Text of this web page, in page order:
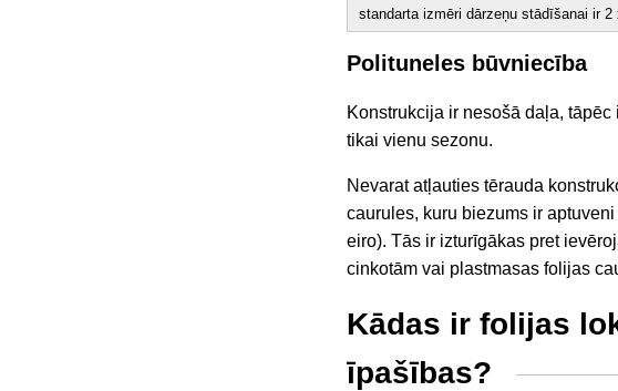
standarta izmēri dārzeņu stādīšanai ir 2
Polituneles būvniecība
Konstrukcija ir nesošā daļa,
tikai vienu sezonu.
Nevarat atļautiestērauda
caurules, kuru biezums ir
eiro). Tās ir izturīgākas pret
cinkotām vai plastmasas folijas
Kādas ir folijas
īpašības?